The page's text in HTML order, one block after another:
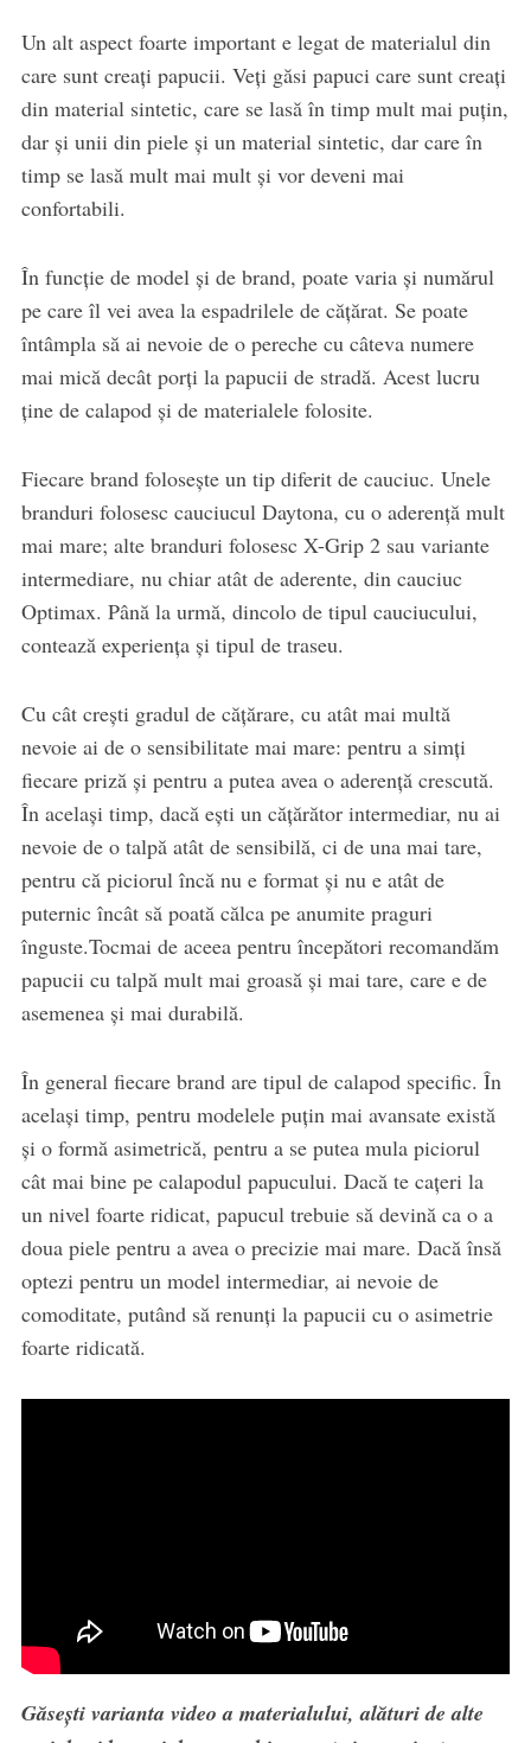
Un alt aspect foarte important e legat de materialul din
care sunt creaţi papucii. Veţi găsi papuci care sunt creaţi
din material sintetic, care se lasă în timp mult mai puţin,
dar şi unii din piele şi un material sintetic, dar care în
timp se lasă mult mai mult şi vor deveni mai
confortabili.
În funcţie de model şi de brand, poate varia şi numărul
pe care îl vei avea la espadrilele de căţărat. Se poate
întâmpla să ai nevoie de o pereche cu câteva numere
mai mică decât porţi la papucii de stradă. Acest lucru
ţine de calapod şi de materialele folosite.
Fiecare brand foloseşte un tip diferit de cauciuc. Unele
branduri folosesc cauciucul Daytona, cu o aderenţă mult
mai mare; alte branduri folosesc X-Grip 2 sau variante
intermediare, nu chiar atât de aderente, din cauciuc
Optimax. Până la urmă, dincolo de tipul cauciucului,
contează experienţa şi tipul de traseu.
Cu cât creşti gradul de căţărare, cu atât mai multă
nevoie ai de o sensibilitate mai mare: pentru a simţi
fiecare priză şi pentru a putea avea o aderenţă crescută.
În acelaşi timp, dacă eşti un căţărător intermediar, nu ai
nevoie de o talpă atât de sensibilă, ci de una mai tare,
pentru că piciorul încă nu e format şi nu e atât de
puternic încât să poată călca pe anumite praguri
înguste.Tocmai de aceea pentru începători recomandăm
papucii cu talpă mult mai groasă şi mai tare, care e de
asemenea şi mai durabilă.
În general fiecare brand are tipul de calapod specific. În
acelaşi timp, pentru modelele puţin mai avansate există
şi o formă asimetrică, pentru a se putea mula piciorul
cât mai bine pe calapodul papucului. Dacă te caţeri la
un nivel foarte ridicat, papucul trebuie să devină ca o a
doua piele pentru a avea o precizie mai mare. Dacă însă
optezi pentru un model intermediar, ai nevoie de
comoditate, putând să renunţi la papucii cu o asimetrie
foarte ridicată.
Găsești varianta video a materialului, alături de alte